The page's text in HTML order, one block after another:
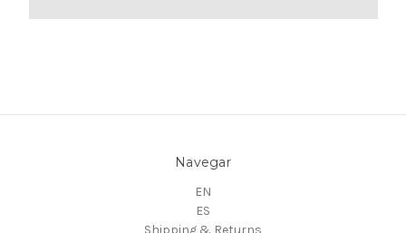
Navegar
EN
ES
Shipping & Returns